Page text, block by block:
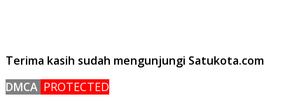
Terima kasih sudah mengunjungi Satukota.com
DMCA PROTECTED